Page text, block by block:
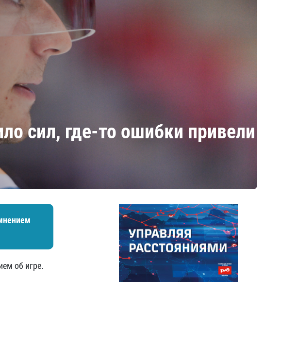
сил, где-то ошибки привели
об игре.